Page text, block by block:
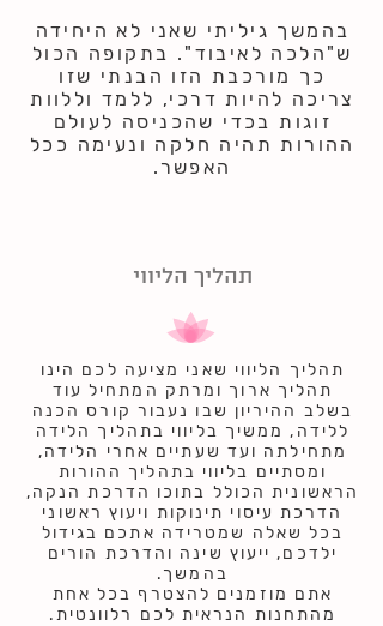
בהמשך גיליתי שאני לא היחידה
ש"הלכה לאיבוד". בתקופה הכול
כך מורכבת הזו הבנתי שזו
צריכה להיות דרכי, ללמד וללוות
זוגות בכדי שהכניסה לעולם
ההורות תהיה חלקה ונעימה ככל
האפשר.
תהליך הליווי
תהליך הליווי שאני מציעה לכם הינו
תהליך ארוך ומרתק המתחיל עוד
בשלב ההיריון שבו נעבור קורס הכנה
ללידה, ממשיך בליווי בתהליך הלידה
מתחילתה ועד שעתיים אחרי הלידה,
ומסתיים בליווי בתהליך ההורות
הראשונית הכולל בתוכו הדרכת הנקה,
הדרכת עיסוי תינוקות ויעוץ ראשוני
בכל שאלה שמטרידה אתכם בגידול
ילדכם, ייעוץ שינה והדרכת הורים
בהמשך.
אתם מוזמנים להצטרף בכל אחת
מהתחנות הנראית לכם רלוונטית.